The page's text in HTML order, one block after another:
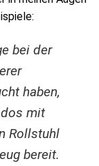
bei der
haben,
mit
Rollstuhl
bereit.